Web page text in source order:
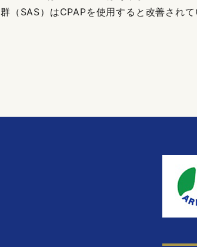
群（SAS）はCPAPを使用すると改善され